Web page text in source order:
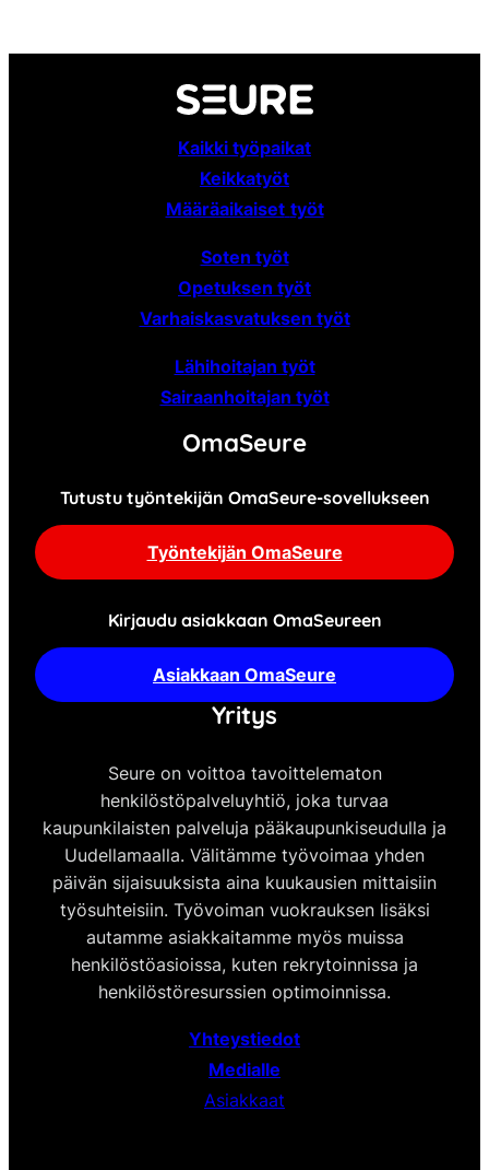
Kaikki työpaikat
Keikkatyöt
Määräaikaiset työt
Soten työt
Opetuksen työt
Varhaiskasvatuksen työt
Lähihoitajan työt
Sairaanhoitajan työt
OmaSeure
Tutustu työntekijän OmaSeure-sovellukseen
Työntekijän OmaSeure
Kirjaudu asiakkaan OmaSeureen
Asiakkaan OmaSeure
Yritys
Seure on voittoa tavoittelematon
henkilöstöpalveluyhtiö, joka turvaa
kaupunkilaisten palveluja pääkaupunkiseudulla ja
Uudellamaalla. Välitämme työvoimaa yhden
päivän sijaisuuksista aina kuukausien mittaisiin
työsuhteisiin. Työvoiman vuokrauksen lisäksi
autamme asiakkaitamme myös muissa
henkilöstöasioissa, kuten rekrytoinnissa ja
henkilöstöresurssien optimoinnissa.
Yhteystiedot
Medialle
Asiakkaat